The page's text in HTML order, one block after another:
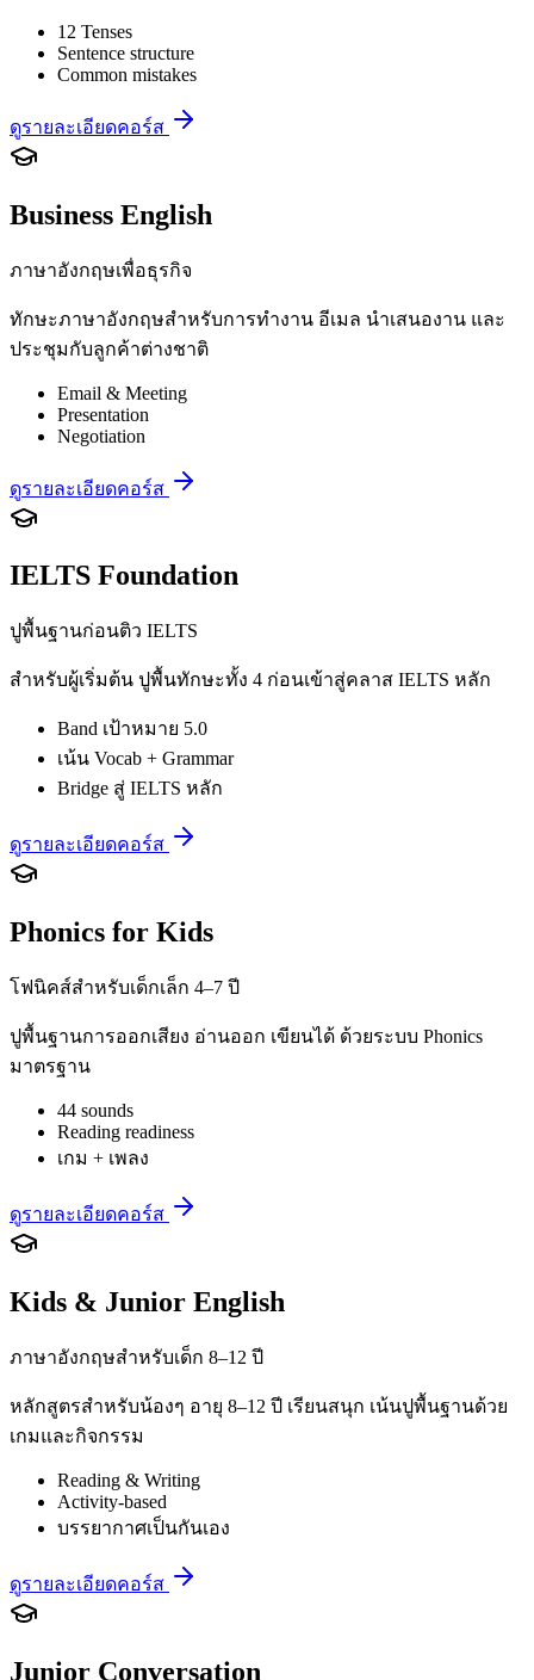
12 Tenses
Sentence structure
Common mistakes
ดูรายละเอียดคอร์ส
Business English
ภาษาอังกฤษเพื่อธุรกิจ
ทักษะภาษาอังกฤษสำหรับการทำงาน อีเมล นำเสนองาน และ
ประชุมกับลูกค้าต่างชาติ
Email & Meeting
Presentation
Negotiation
ดูรายละเอียดคอร์ส
IELTS Foundation
ปูพื้นฐานก่อนติว IELTS
สำหรับผู้เริ่มต้น ปูพื้นทักษะทั้ง 4 ก่อนเข้าสู่คลาส IELTS หลัก
Band เป้าหมาย 5.0
เน้น Vocab + Grammar
Bridge สู่ IELTS หลัก
ดูรายละเอียดคอร์ส
Phonics for Kids
โฟนิคส์สำหรับเด็กเล็ก 4–7 ปี
ปูพื้นฐานการออกเสียง อ่านออก เขียนได้ ด้วยระบบ Phonics
มาตรฐาน
44 sounds
Reading readiness
เกม + เพลง
ดูรายละเอียดคอร์ส
Kids & Junior English
ภาษาอังกฤษสำหรับเด็ก 8–12 ปี
หลักสูตรสำหรับน้องๆ อายุ 8–12 ปี เรียนสนุก เน้นปูพื้นฐานด้วย
เกมและกิจกรรม
Reading & Writing
Activity-based
บรรยากาศเป็นกันเอง
ดูรายละเอียดคอร์ส
Junior Conversation